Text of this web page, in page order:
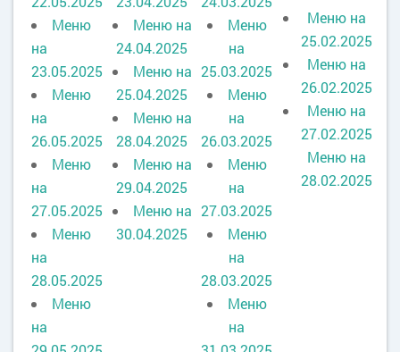
Меню
на
23.05.2025
Меню
на
26.05.2025
Меню
на
27.05.2025
Меню
на
28.05.2025
Меню
на
Меню на
24.04.2025
Меню на
25.04.2025
Меню на
28.04.2025
Меню на
29.04.2025
Меню на
30.04.2025
Меню
на
25.03.2025
Меню
на
26.03.2025
Меню
на
27.03.2025
Меню
на
28.03.2025
Меню
на
Меню на
25.02.2025
Меню на
26.02.2025
Меню на
27.02.2025
Меню на
28.02.2025